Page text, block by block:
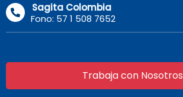
Sagita Colombia
Fono: 57 1 508 7652
Trabaja con Nosotros